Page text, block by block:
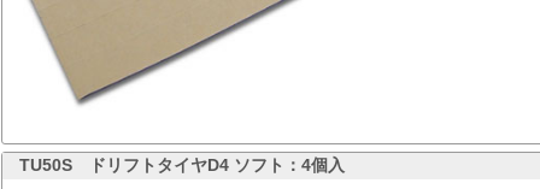
TU50S ドリフトタイヤD4 ソフト：4個入